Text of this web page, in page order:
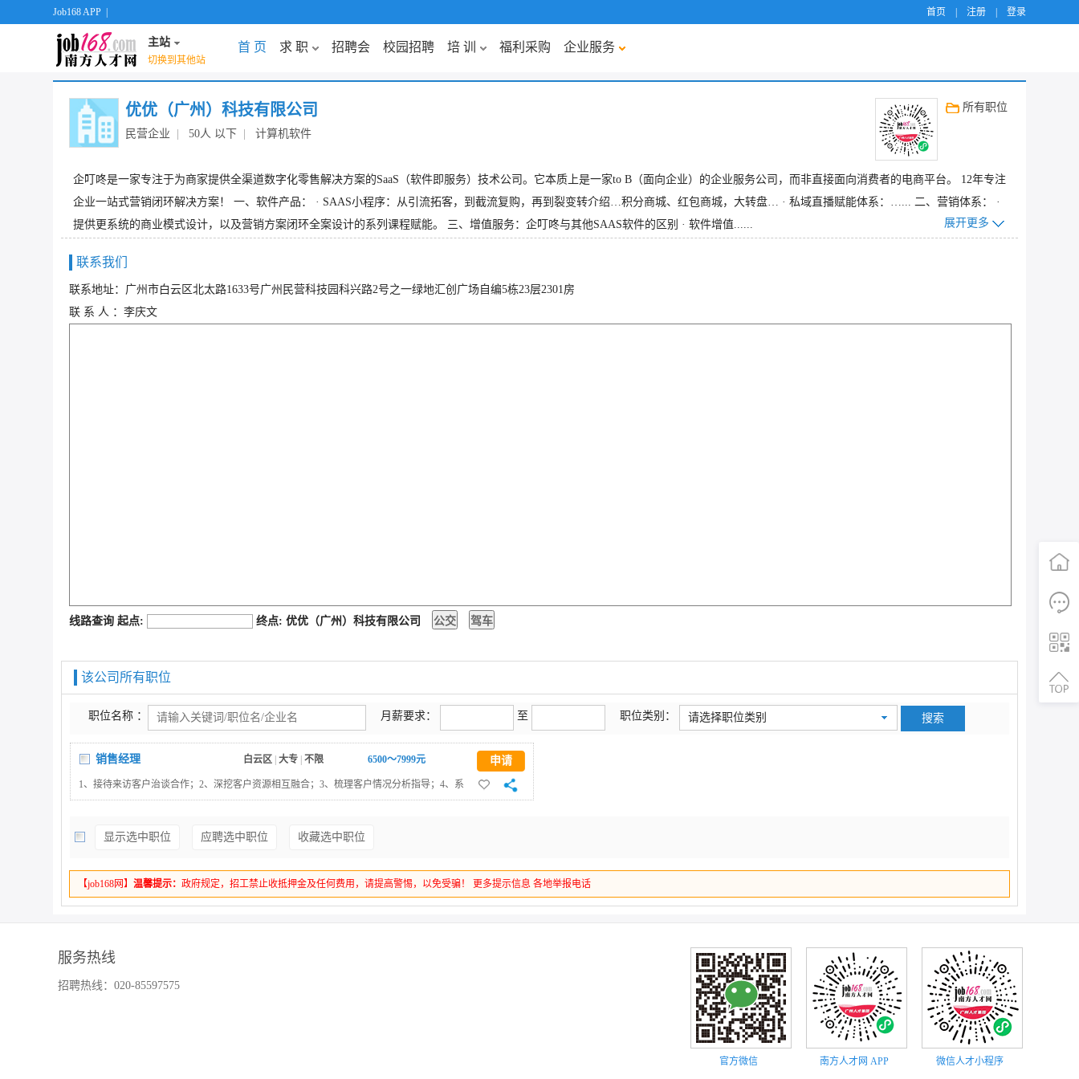
Job168 APP 首页 注册 登录
主站
切换到其他站
首 页 求 职 招聘会 校园招聘 培 训 福利采购 企业服务
优优（广州）科技有限公司
民营企业 50人 以下 计算机软件
所有职位
企叮咚是一家专注于为商家提供全渠道数字化零售解决方案的SaaS（软件即服务）技术公司。它本质上是一家to B（面向企业）的企业服务公司，而非直接面向消费者的电商平台。 12年专注
企业一站式营销闭环解决方案！ 一、软件产品： · SAAS小程序：从引流拓客，到截流复购，再到裂变转介绍…积分商城、红包商城，大转盘… · 私域直播赋能体系：…... 二、营销体系： ·
提供更系统的商业模式设计，以及营销方案闭环全案设计的系列课程赋能。 三、增值服务：企叮咚与其他SAAS软件的区别 · 软件增值......
展开更多
联系我们
联系地址：广州市白云区北太路1633号广州民营科技园科兴路2号之一绿地汇创广场自编5栋23层2301房
联 系 人 ：李庆文
线路查询 起点: 终点: 优优（广州）科技有限公司
该公司所有职位
职位名称 ： 月薪要求： 至 职位类别： 请选择职位类别
销售经理 白云区 大专 不限 6500～7999元
1、接待来访客户治谈合作；2、深挖客户资源相互融合；3、梳理客户情况分析指导；4、系
统操作指导落地应用；5、邀约客户参加公司会议协助公司会议促成。任职条件：1、从事过
申请
显示选中职位 应聘选中职位 收藏选中职位
【job168网】 温馨提示： 政府规定，招工禁止收抵押金及任何费用，请提高警惕，以免受骗！ 更多提示信息 各地举报电话
服务热线
招聘热线：020-85597575
微信人才小程序
南方人才网 APP
官方微信
二维码